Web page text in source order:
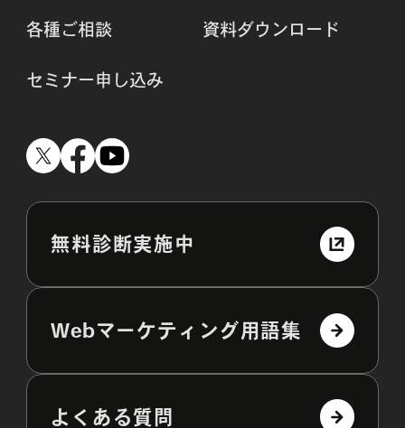
各種ご相談 資料ダウンロード
セミナー申し込み
無料診断実施中
Webマーケティング用語集
よくある質問